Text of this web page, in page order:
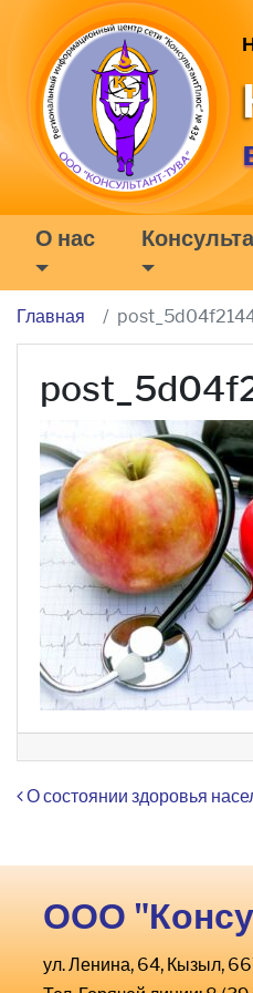
О нас
Главная
Навигация по
О состоянии здоровья
ООО
ул. Ленина, 64, Кызыл,